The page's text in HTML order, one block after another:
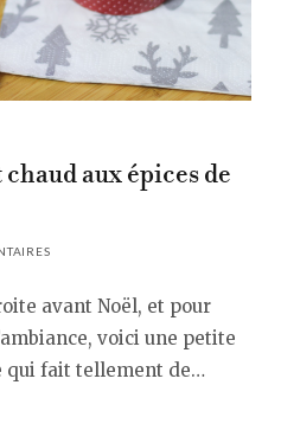
aux épices de
avant Noël, et pour
voici une petite
qui fait tellement de…